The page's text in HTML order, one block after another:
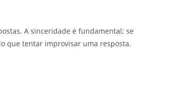
A sinceridade é fundamental; se
que tentar improvisar uma resposta.